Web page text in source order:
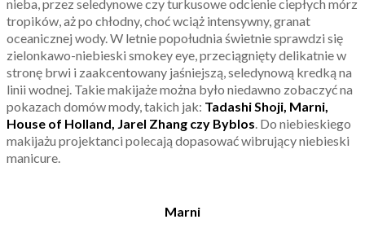
nieba, przez seledynowe czy turkusowe odcienie ciepłych mórz
tropików, aż po chłodny, choć wciąż intensywny, granat
oceanicznej wody. W letnie popołudnia świetnie sprawdzi się
zielonkawo-niebieski smokey eye, przeciągnięty delikatnie w
stronę brwi i zaakcentowany jaśniejszą, seledynową kredką na
linii wodnej. Takie makijaże można było niedawno zobaczyć na
pokazach domów mody, takich jak: Tadashi Shoji, Marni,
House of Holland, Jarel Zhang czy Byblos. Do niebieskiego
makijażu projektanci polecają dopasować wibrujący niebieski
manicure.
Marni